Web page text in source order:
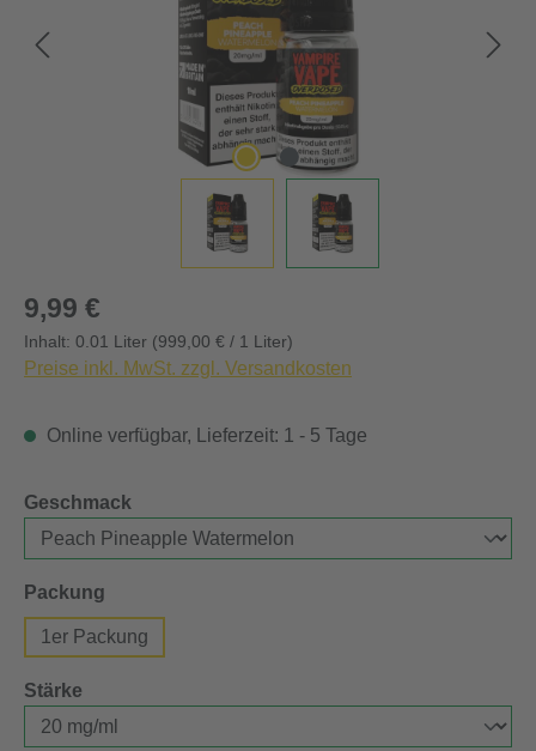
Regulärer Preis:
9,99 €
Inhalt: 0.01 Liter (999,00 € / 1 Liter)
Preise inkl. MwSt. zzgl. Versandkosten
Online verfügbar, Lieferzeit: 1 - 5 Tage
Geschmack
Packung
1er Packung
Stärke